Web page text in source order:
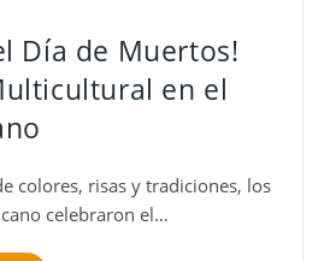
Día de Muertos!
en el
colores, risas y tradiciones, los
celebraron el…